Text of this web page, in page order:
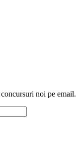
noi pe email.